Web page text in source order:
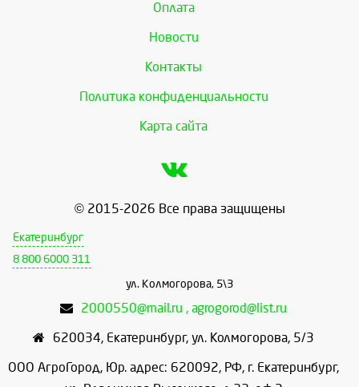
Оплата
Новости
Контакты
Политика конфиденциальности
Карта сайта
© 2015-2026 Все права защищены
Екатеринбург
8 800 6000 311
ул. Колмогорова, 5\3
2000550@mail.ru , agrogorod@list.ru
620034, Екатеринбург, ул. Колмогорова, 5/3
ООО АгроГород, Юр. адрес: 620092, РФ, г. Екатеринбург,